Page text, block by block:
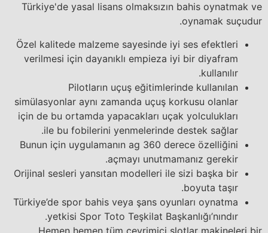
Türkiye'de yasal lisans olmaksızın bahis oynatmak ve
oynamak suçudur.
Özel kalitede malzeme sayesinde iyi ses efektleri
verilmesi için dayanıklı empieza iyi bir diyafram
kullanılır.
Pilotların uçuş eğitimlerinde kullanılan
simülasyonlar aynı zamanda uçuş korkusu olanlar
için de bu ortamda yapacakları uçak yolculukları
ile bu fobilerini yenmelerinde destek sağlar.
Bunun için uygulamanın ag 360 derece özelliğini
açmayı unutmamanız gerekir.
Orijinal sesleri yansıtan modelleri ile sizi başka bir
boyuta taşır.
Türkiye’de spor bahis veya şans oyunları oynatma
yetkisi Spor Toto Teşkilat Başkanlığı’nındır.
Hemen hemen tüm çevrimiçi slotlar makineleri bir